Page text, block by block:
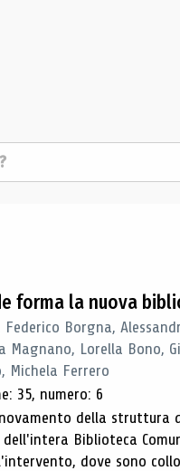
forma la nuova
Federico Borgna,
Magnano, Lorella Bono,
Michela Ferrero
35, numero: 6
della struttura
Biblioteca
dove sono